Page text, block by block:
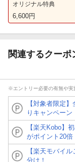
オリジナル特典
6,600円
関連するクー
※エントリー必要の有無や実
【対象者限定
りキャンペーン
【楽天Kobo】
がポイント20倍
【楽天モバイ
分け！